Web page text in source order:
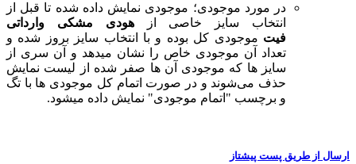
در مورد موجودی؛ موجودی نمایش داده شده تا قبل از
انتخاب سایز خاصی ازهودی مشکی وارداتی
فیت موجودی کل بوده و با انتخاب سایز بروز شده و
تعداد آن موجودی خاص را نشان میدهد و آن سری از
سایز ها که موجودی آن ها صفر شده از لیست نمایش
حذف می‌شوند و در صورت اتمام کل موجودی ها با تگ
و برچسب "اتمام موجودی" نمایش داده میشود.
ارسال از طریق پست پیشتاز